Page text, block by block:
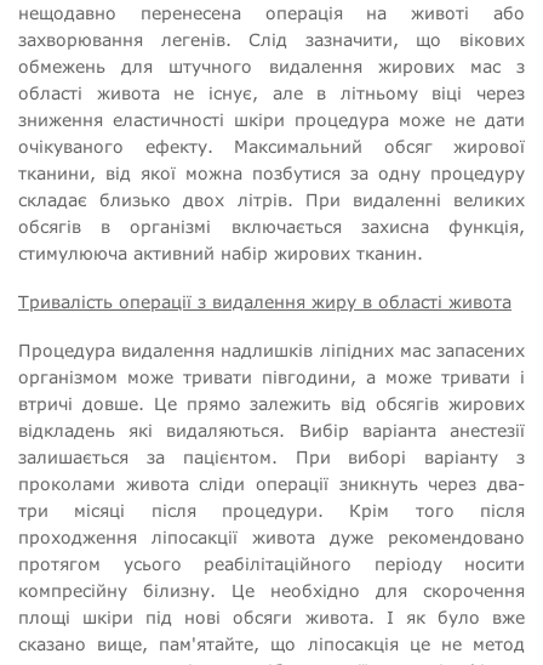
нещодавно перенесена операція на животі або
захворювання легенів. Слід зазначити, що вікових
обмежень для штучного видалення жирових мас з
області живота не існує, але в літньому віці через
зниження еластичності шкіри процедура може не дати
очікуваного ефекту. Максимальний обсяг жирової
тканини, від якої можна позбутися за одну процедуру
складає близько двох літрів. При видаленні великих
обсягів в організмі включається захисна функція,
стимулююча активний набір жирових тканин.
Тривалість операції з видалення жиру в області живота
Процедура видалення надлишків ліпідних мас запасених
організмом може тривати півгодини, а може тривати і
втричі довше. Це прямо залежить від обсягів жирових
відкладень які видаляються. Вибір варіанта анестезії
залишається за пацієнтом. При виборі варіанту з
проколами живота сліди операції зникнуть через два-
три місяці після процедури. Крім того після
проходження ліпосакції живота дуже рекомендовано
протягом усього реабілітаційного періоду носити
компресійну білизну. Це необхідно для скорочення
площі шкіри під нові обсяги живота. І як було вже
сказано вище, пам'ятайте, що ліпосакція це не метод